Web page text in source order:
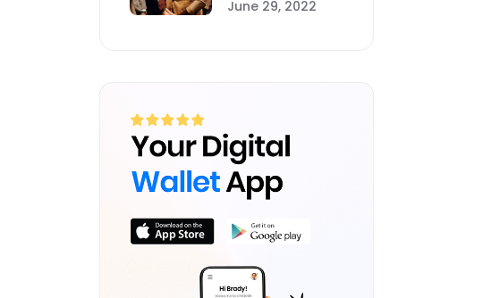
June 29, 2022